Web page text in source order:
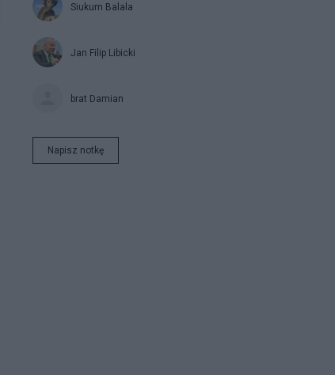
Siukum Balala
Jan Filip Libicki
brat Damian
Napisz notkę